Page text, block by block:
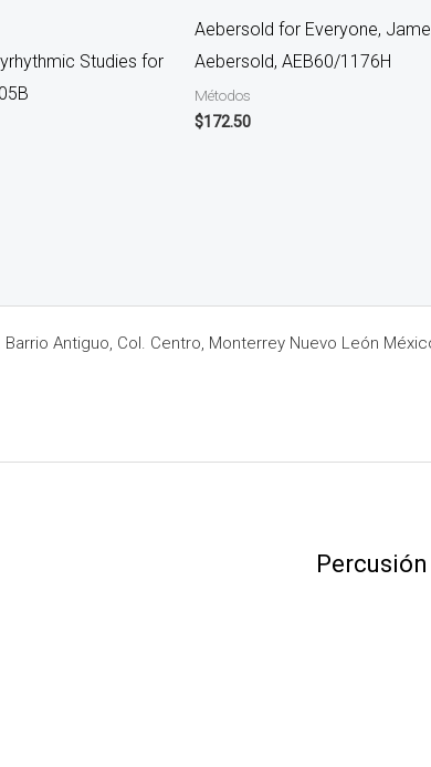
Studies for
Aebersold for Everyone,
Aebersold, AEB60/1176H
Métodos
$172.50
Antiguo, Col. Centro, Monterrey Nuevo León
Percusión